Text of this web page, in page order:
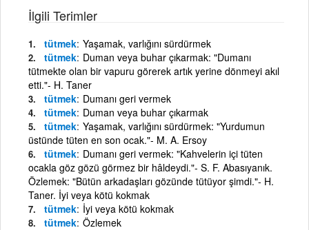
İlgili Terimler
tütmek Yaşamak, varlığını sürdürmek
tütmek Duman veya buhar çıkarmak: "Dumanı
tütmekte olan bir vapuru görerek artık yerine dönmeyi akıl
etti."- H. Taner
tütmek Dumanı geri vermek
tütmek Duman veya buhar çıkarmak
tütmek Yaşamak, varlığını sürdürmek: "Yurdumun
üstünde tüten en son ocak."- M. A. Ersoy
tütmek Dumanı geri vermek: "Kahvelerin içi tüten
ocakla göz gözü görmez bir hâldeydi."- S. F. Abasıyanık.
Özlemek: "Bütün arkadaşları gözünde tütüyor şimdi."- H.
Taner. İyi veya kötü kokmak
tütmek İyi veya kötü kokmak
tütmek Özlemek